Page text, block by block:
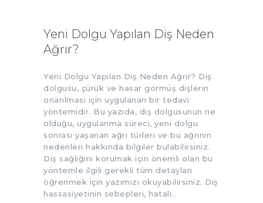
Yeni Dolgu Yapılan Diş Neden
Ağrır?
Yeni Dolgu Yapılan Diş Neden Ağrır? Diş
dolgusu, çürük ve hasar görmüş dişlerin
onarılması için uygulanan bir tedavi
yöntemidir. Bu yazıda, diş dolgusunun ne
olduğu, uygulanma süreci, yeni dolgu
sonrası yaşanan ağrı türleri ve bu ağrının
nedenleri hakkında bilgiler bulabilirsiniz.
Diş sağlığını korumak için önemli olan bu
yöntemle ilgili gerekli tüm detayları
öğrenmek için yazımızı okuyabilirsiniz. Diş
hassasiyetinin sebepleri, hatalı…